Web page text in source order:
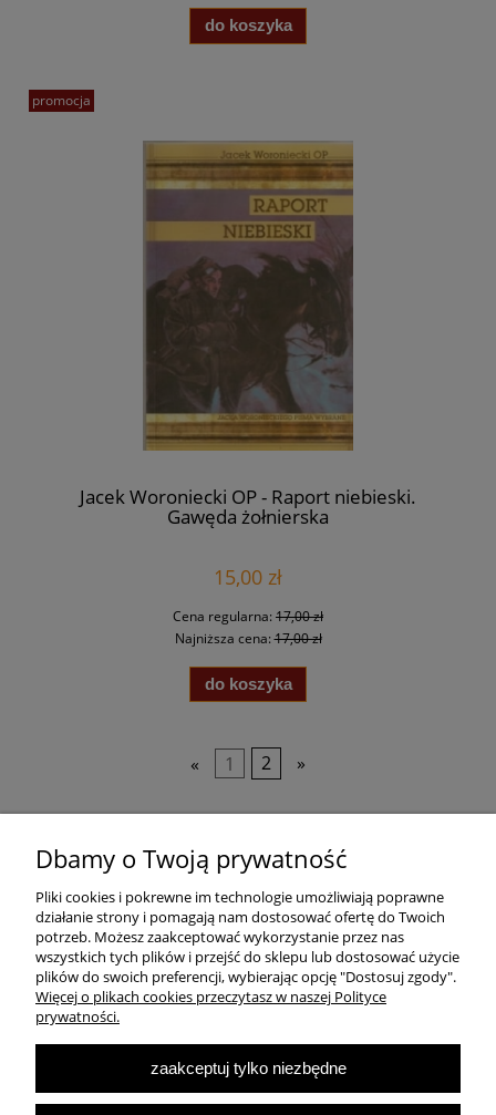
do koszyka
Jacek Woroniecki OP - Raport niebieski.
Gawęda żołnierska
15,00 zł
Cena regularna: 17,00 zł
Najniższa cena:17,00 zł
do koszyka
promocja
« 1 2 »
Pomoc
Dostawa
Moje konto
Największa Księgarnia Internetowa Po Prawej Stronie, ulubiona księgarnia
Dbamy o Twoją prywatność
Pliki cookies i pokrewne im technologie umożliwiają poprawne
działanie strony i pomagają nam dostosować ofertę do Twoich
potrzeb. Możesz zaakceptować wykorzystanie przez nas
wszystkich tych plików i przejść do sklepu lub dostosować użycie
plików do swoich preferencji, wybierając opcję "Dostosuj zgody".
Więcej o plikach cookies przeczytasz w naszej Polityce
prywatności.
zaakceptuj tylko niezbędne